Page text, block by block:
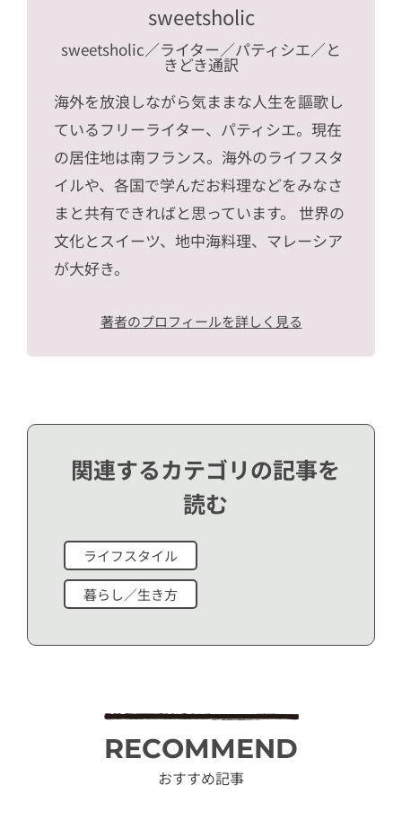
sweetsholic
sweetsholic／ライター／パティシエ／と
きどき通訳
海外を放浪しながら気ままな人生を謳歌し
ているフリーライター、パティシエ。現在
の居住地は南フランス。海外のライフスタ
イルや、各国で学んだお料理などをみなさ
まと共有できればと思っています。 世界の
文化とスイーツ、地中海料理、マレーシア
が大好き。
著者のプロフィールを詳しく見る
関連するカテゴリの記事を
読む
ライフスタイル
暮らし／生き方
RECOMMEND
おすすめ記事